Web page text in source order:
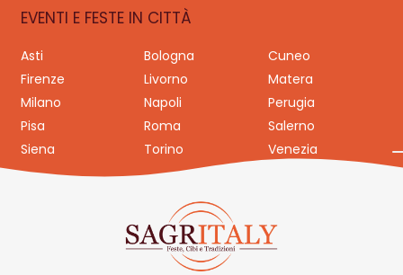
EVENTI E FESTE IN CITTÀ
Asti Bologna
Cuneo
Firenze
Livorno
Matera
Milano
Napoli
Perugia
Pisa
Roma
Salerno
Siena
Torino Venezia